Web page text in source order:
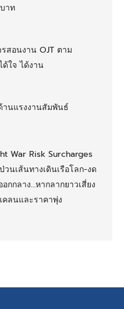
าท
สอนงาน OJT ตาม
ใจ ได้งาน
นแรงงานสัมพันธ์
War Risk Surcharges
นเส้นทางเดินเรือโลก-งด
กกลาง…หากลากยาวเสี่ยง
ลนและราคาพุ่ง